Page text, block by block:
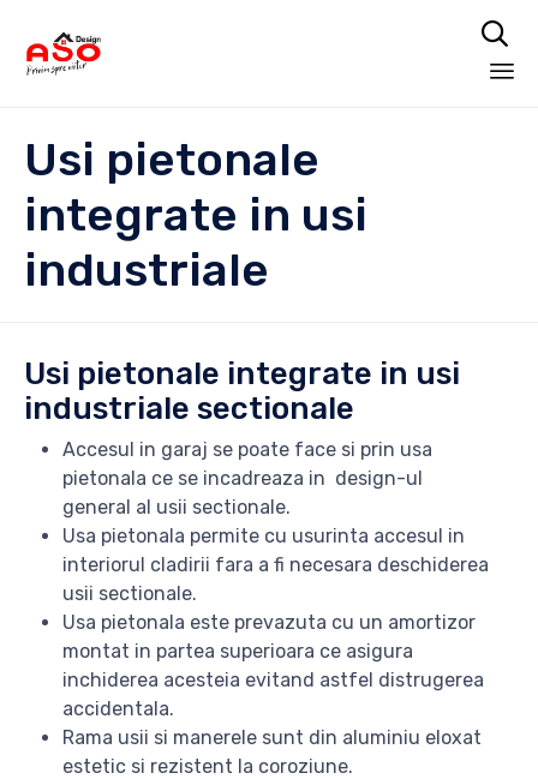

to
content
Usi pietonale
integrate in usi
industriale
Usi pietonale integrate in usi
industriale sectionale
Accesul in garaj se poate face si prin usa
pietonala ce se incadreaza in design-ul
general al usii sectionale.
Usa pietonala permite cu usurinta accesul in
interiorul cladirii fara a fi necesara deschiderea
usii sectionale.
Usa pietonala este prevazuta cu un amortizor
montat in partea superioara ce asigura
inchiderea acesteia evitand astfel distrugerea
accidentala.
Rama usii si manerele sunt din aluminiu eloxat
estetic si rezistent la coroziune.